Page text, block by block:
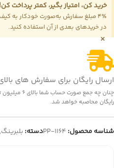
خرید کن، امتیاز بگیر، کمتر پرداخت کن!
4٪ مبلغ سفارش به‌صورت خودکار به
در خریدهای بعدی از آن استفاده کنید.
×
ارسال رایگان برای سفارش های بالای 6 میلیون
چنان چه جمع
رایگان محاصبه خواهد شد.
شناسه محصول: PP-1164دسته: بلبرینگ,